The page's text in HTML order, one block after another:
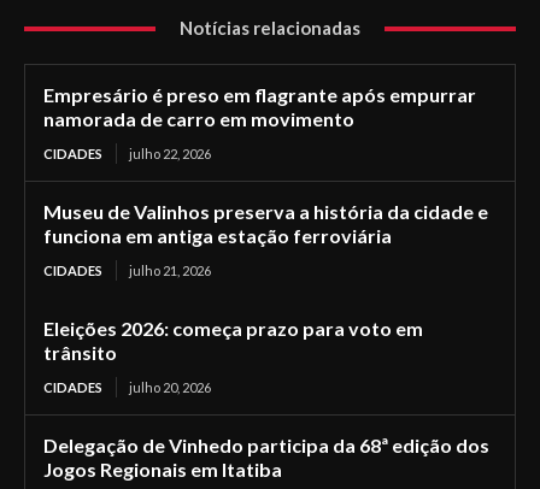
Notícias relacionadas
Empresário é preso em flagrante após empurrar
namorada de carro em movimento
CIDADES julho 22, 2026
Museu de Valinhos preserva a história da cidade e
funciona em antiga estação ferroviária
CIDADES julho 21, 2026
Eleições 2026: começa prazo para voto em
trânsito
CIDADES julho 20, 2026
Delegação de Vinhedo participa da 68ª edição dos
Jogos Regionais em Itatiba